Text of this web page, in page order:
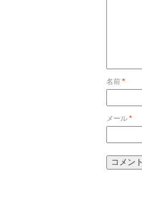
名前 *
メール *